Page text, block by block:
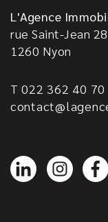
L'Agence
rue Saint-Jean 28
1260 Nyon
T 022 362 40 70